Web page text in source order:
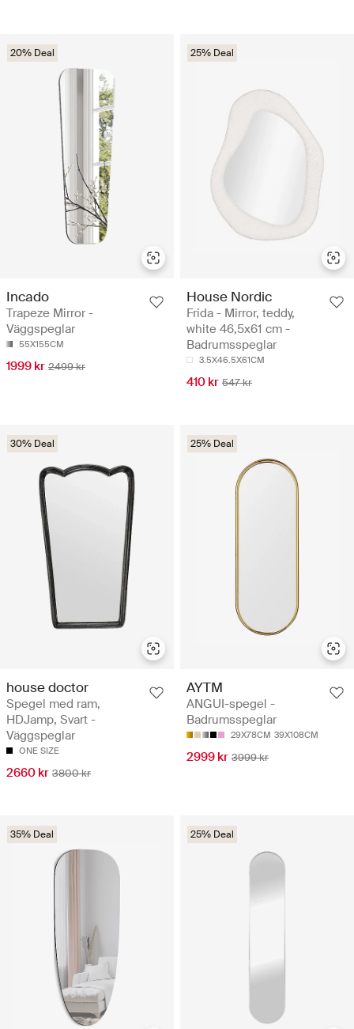
20% Deal
Incado
Trapeze Mirror -
Väggspeglar
55X155CM
1999 kr 2499 kr
25% Deal
House Nordic
Frida - Mirror, teddy,
white 46,5x61 cm -
Badrumsspeglar
3.5X46.5X61CM
410 kr 547 kr
30% Deal
house doctor
Spegel med ram,
HDJamp, Svart -
Väggspeglar
ONE SIZE
2660 kr 3800 kr
25% Deal
AYTM
ANGUI-spegel -
Badrumsspeglar
29X78CM 39X108CM
2999 kr 3999 kr
35% Deal 25% Deal